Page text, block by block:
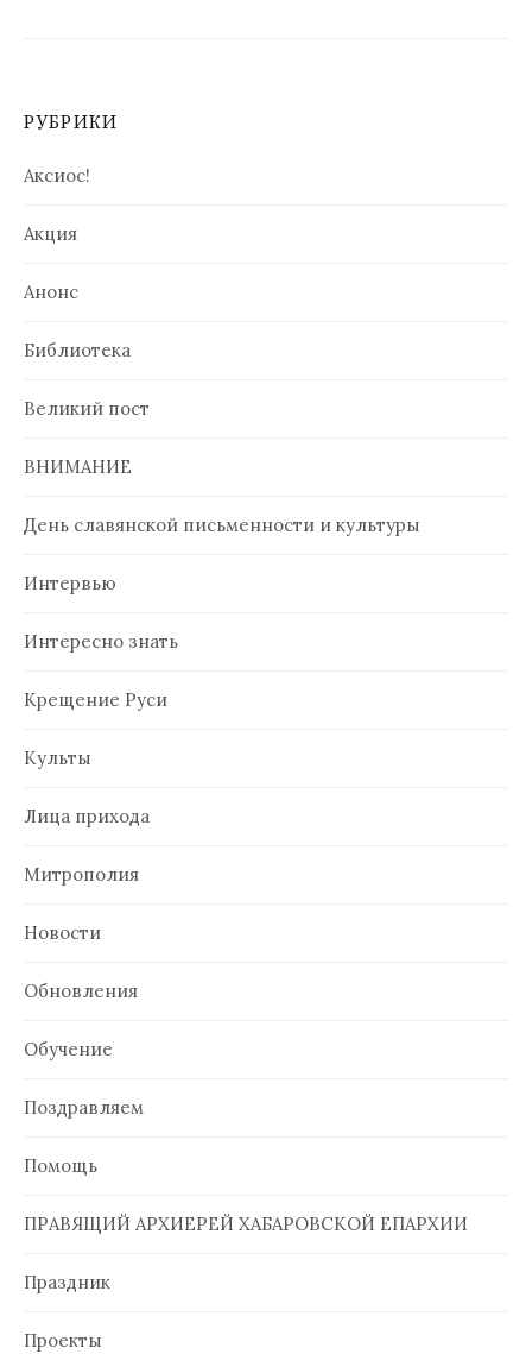
РУБРИКИ
Аксиос!
Акция
Анонс
Библиотека
Великий пост
ВНИМАНИЕ
День славянской письменности и культуры
Интервью
Интересно знать
Крещение Руси
Культы
Лица прихода
Митрополия
Новости
Обновления
Обучение
Поздравляем
Помощь
ПРАВЯЩИЙ АРХИЕРЕЙ ХАБАРОВСКОЙ ЕПАРХИИ
Праздник
Проекты